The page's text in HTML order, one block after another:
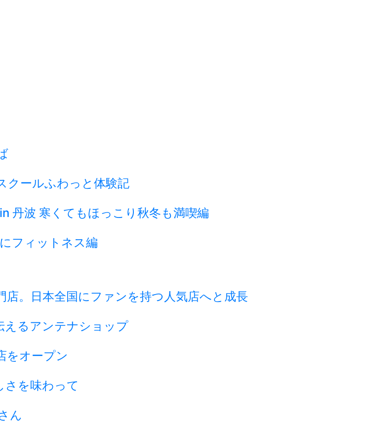
クールふわっと体験記
丹波 寒くてもほっこり秋冬も満喫編
フィットネス編
。日本全国にファンを持つ人気店へと成長
えるアンテナショップ
をオープン
さを味わって
ん